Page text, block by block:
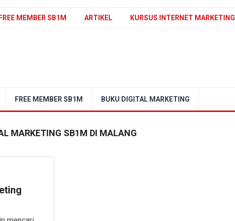
FREE MEMBER SB1M ARTIKEL KURSUS INTERNET MARKETING
FREE MEMBER SB1M BUKU DIGITAL MARKETING
MARKETING SB1M DI MALANG